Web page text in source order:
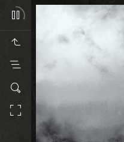
La
Ranui è
sua
Foto